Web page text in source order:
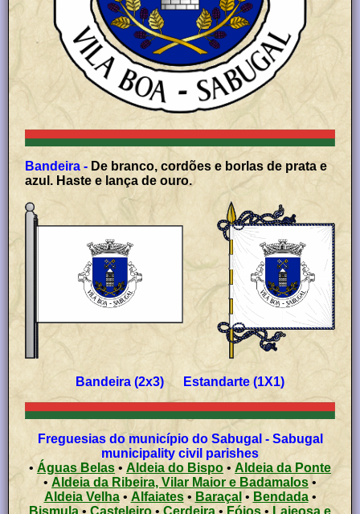
Bandeira - De branco, cordões e borlas de prata e
azul. Haste e lança de ouro.
Bandeira (2x3) Estandarte (1X1)
Freguesias do município do Sabugal - Sabugal
municipality civil parishes
•Águas Belas • Aldeia do Bispo • Aldeia da Ponte
• Aldeia da Ribeira, Vilar Maior e Badamalos •
Aldeia Velha • Alfaiates• Baraçal • Bendada•
Bismula•Casteleiro •Cerdeira• Fóios • Lajeosa e